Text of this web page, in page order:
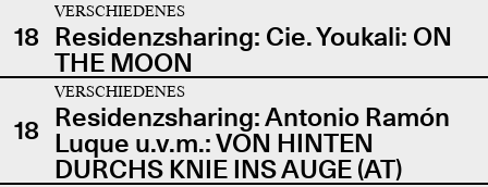
18
VERSCHIEDENES
Residenzsharing: Cie. Youkali: ON
THE MOON
18
VERSCHIEDENES
Residenzsharing: Antonio Ramón
Luque u.v.m.: VON HINTEN
DURCHS KNIE INS AUGE (AT)